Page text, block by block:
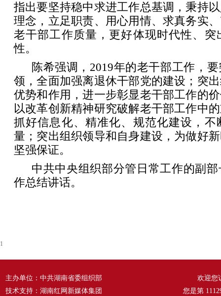
指出要坚持稳中求进工作总基调，秉持
理念，立足职责、用心用情、求真务实
老干部工作质量，更好体现时代性、突
性。
陈希强调，2019年的老干部工作，
领，全面加强离退休干部党的建设；突
优势和作用，进一步彰显老干部工作的
以改革创新精神研究破解老干部工作中
抓好信息化、精准化、规范化建设，不
量；突出组织领导和自身建设，为做好
坚强保证。
中共中央组织部分管日常工作的副
作总结讲话。
1
主办单位：中共湖南省委组织部
技术支持：湖南红网新媒体集团
欢迎您
您是第